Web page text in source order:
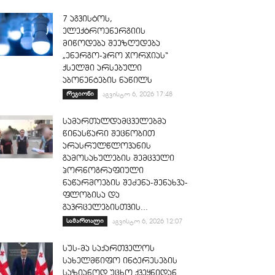
7 აგვისტოს,
ელექტროენერგიის
მიწოდება შეეზღუდება
„ენერგო-პრო ჯორჯიას“
ქსელში არსებული
აბონენტების ნაწილს
რეგიონი აგვისტო 6, 2026 17:48
სამართალდამცველებმა
წინასწარი შეცნობით
არასრულწლოვანის
გამოსახულების შემცველი
პორნოგრაფიული
ნაწარმოების შეძენა-შენახვა-
ფლობისა და
გავრცელებისთვის...
სამართალი აგვისტო 6, 2026 12:07
სუს-მა საქართველოს
სახელმწიფო ინტერესების
საზიანოდ უცხო ქვეყნიდან